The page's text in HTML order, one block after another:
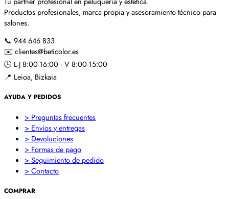
Productos profesionales, marca propia y asesoramiento técnico para
salones.
📞 944 646 833
✉️ clientes@beticolor.es
🕒 L-J 8:00-16:00 · V 8:00-15:00
📍 Leioa, Bizkaia
AYUDA Y PEDIDOS
> Preguntas frecuentes
> Envíos y entregas
> Devoluciones
> Formas de pago
> Seguimiento de pedido
> Contacto
COMPRAR